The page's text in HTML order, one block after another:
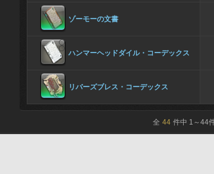
ゾーモーの文書
ハンマーヘッドダイル・コーデックス
リバーズブレス・コーデックス
全 44 件中 1 ～44